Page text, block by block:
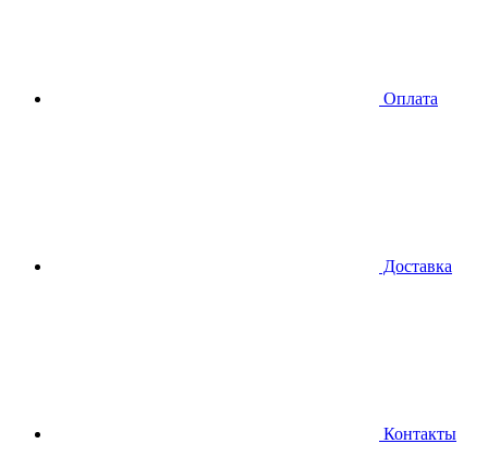
Оплата
Доставка
Контакты